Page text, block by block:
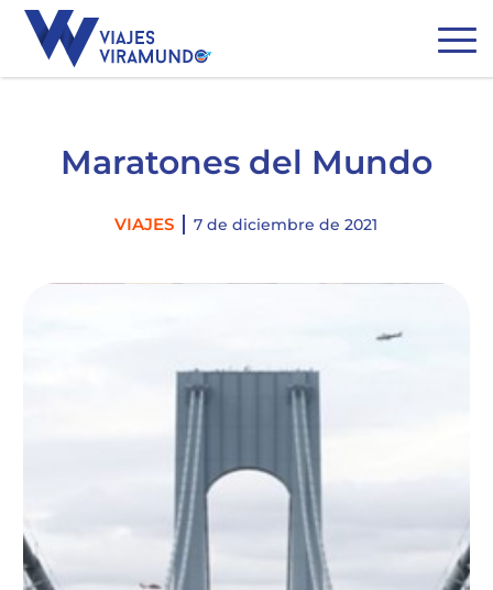
Maratones del Mundo
Categories
VIAJES 7 de diciembre de 2021